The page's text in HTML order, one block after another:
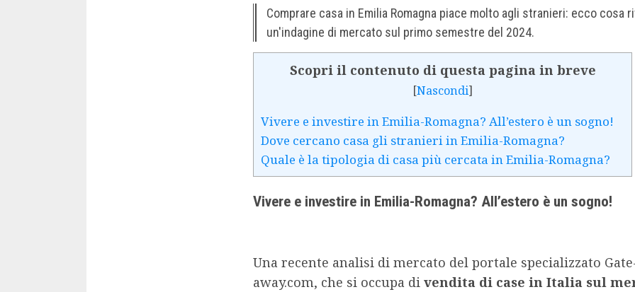
Comprare casa in Emilia Romagna piace molto agli stranieri: ecco cosa
un'indagine di mercato sul primo semestre del 2024.
Scopri il contenuto di questa pagina in breve
[Nascondi]
Vivere e investire in Emilia-Romagna? All’estero è un sogno!
Dove cercano casa gli stranieri in Emilia-Romagna?
Quale è la tipologia di casa più cercata in Emilia-Romagna?
Vivere e investire in Emilia-Romagna? All’estero è un sogno!
Una recente analisi di mercato del portale specializzato
away.com, che si occupa di vendita di case in Italia sul